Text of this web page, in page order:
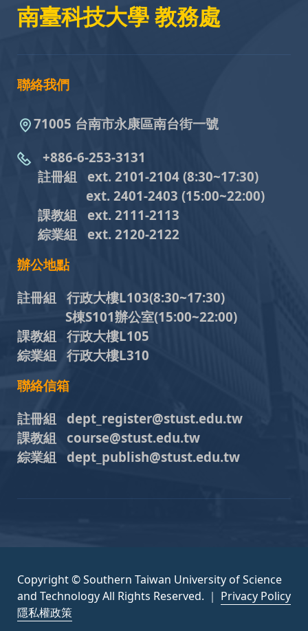
南臺科技大學 教務處
聯絡我們
71005 台南市永康區南台街一號
+886-6-253-3131
註冊組 ext. 2101-2104 (8:30~17:30)
ext. 2401-2403 (15:00~22:00)
課教組 ext. 2111-2113
綜業組
ext. 2120-2122
辦公地點
註冊組 行政大樓L103(8:30~17:30)
S棟S101辦公室(15:00~22:00)
課教組 行政大樓L105
綜業組 行政大樓L310
聯絡信箱
註冊組 dept_register@stust.edu.tw
課教組 course@stust.edu.tw
綜業組 dept_publish@stust.edu.tw
Copyright © Southern Taiwan University of Science
and Technology All Rights Reserved. ｜ Privacy Policy
隱私權政策